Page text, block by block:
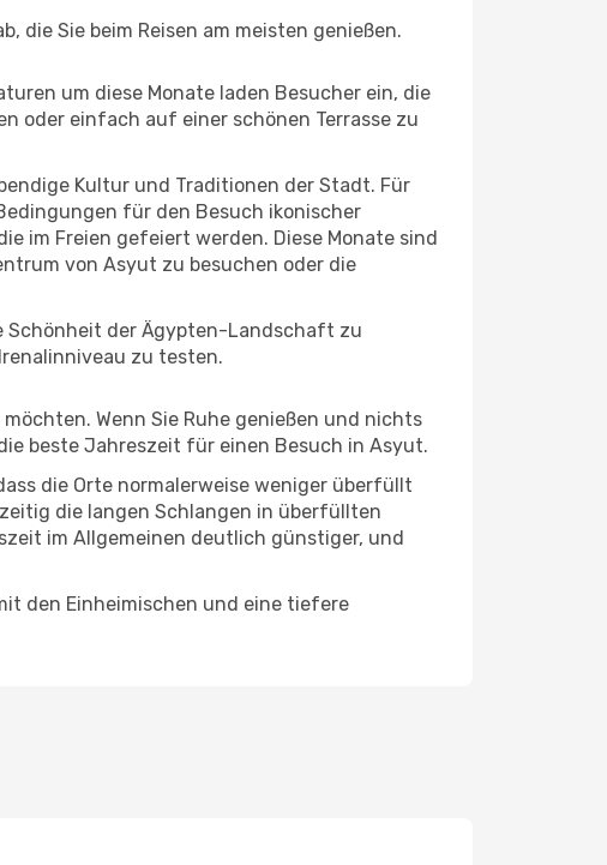
die Sie beim Reisen am meisten genießen.
um diese Monate laden Besucher ein, die
oder einfach auf einer schönen Terrasse zu
Kultur und Traditionen der Stadt. Für
für den Besuch ikonischer
im Freien gefeiert werden. Diese Monate sind
von Asyut zu besuchen oder die
Schönheit der Ägypten-Landschaft zu
zu testen.
Wenn Sie Ruhe genießen und nichts
beste Jahreszeit für einen Besuch in Asyut.
die Orte normalerweise weniger überfüllt
die langen Schlangen in überfüllten
im Allgemeinen deutlich günstiger, und
den Einheimischen und eine tiefere